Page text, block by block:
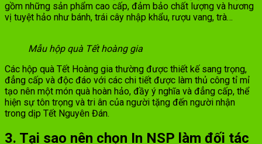
gồm những sản phẩm cao cấp, đảm bảo chất lượng và hương
vị tuyệt hảo như bánh, trái cây nhập khẩu, rượu vang, trà…
Mẫu hộp quà Tết hoàng gia
Các hộp quà Tết Hoàng gia thường được thiết kế sang trọng,
đẳng cấp và độc đáo với các chi tiết được làm thủ công tỉ mỉ
tạo nên một món quà hoàn hảo, đầy ý nghĩa và đẳng cấp, thể
hiện sự tôn trọng và tri ân của người tặng đến người nhận
trong dịp Tết Nguyên Đán.
3. Tại sao nên chọn In NSP làm đối tác